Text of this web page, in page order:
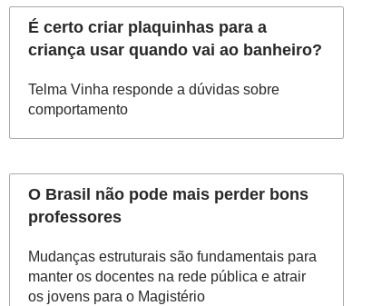
É certo criar plaquinhas para a
criança usar quando vai ao banheiro?
Telma Vinha responde a dúvidas sobre
comportamento
O Brasil não pode mais perder bons
professores
Mudanças estruturais são fundamentais para
manter os docentes na rede pública e atrair
os jovens para o Magistério